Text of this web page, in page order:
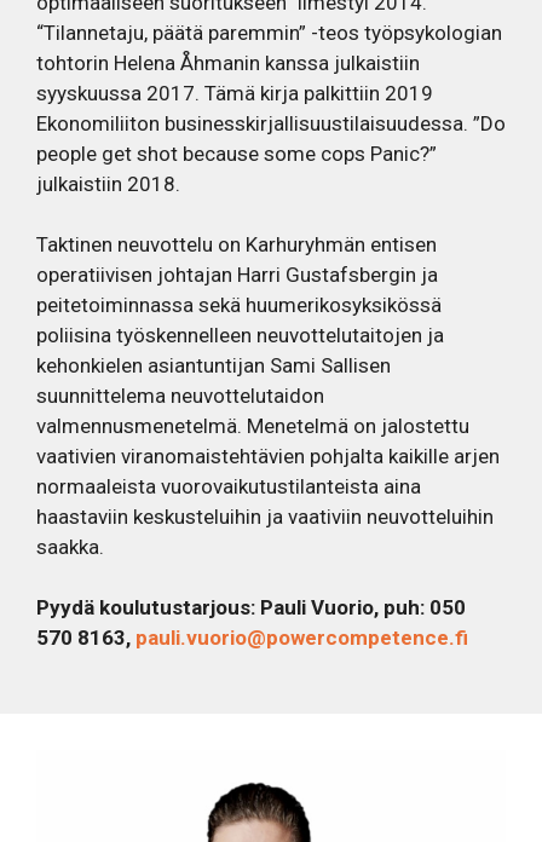
“Tilannetaju, päätä paremmin” -teos työpsykologian
tohtorin Helena Åhmanin kanssa julkaistiin
syyskuussa 2017. Tämä kirja palkittiin 2019
Ekonomiliiton businesskirjallisuustilaisuudessa. ”Do
people get shot because some cops Panic?”
julkaistiin 2018.
Taktinen neuvottelu on Karhuryhmän entisen
operatiivisen johtajan Harri Gustafsbergin ja
peitetoiminnassa sekä huumerikosyksikössä
poliisina työskennelleen neuvottelutaitojen ja
kehonkielen asiantuntijan Sami Sallisen
suunnittelema neuvottelutaidon
valmennusmenetelmä. Menetelmä on jalostettu
vaativien viranomaistehtävien pohjalta kaikille arjen
normaaleista vuorovaikutustilanteista aina
haastaviin keskusteluihin ja vaativiin neuvotteluihin
saakka.
Pyydä koulutustarjous: Pauli Vuorio, puh: 050
570 8163, pauli.vuorio@powercompetence.fi